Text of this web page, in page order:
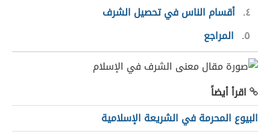
٤ أقسام الناس في تحصيل الشرف
٥
المراجع
اقرأ أيضاً
البيوع المحرمة في الشريعة الإسلامية